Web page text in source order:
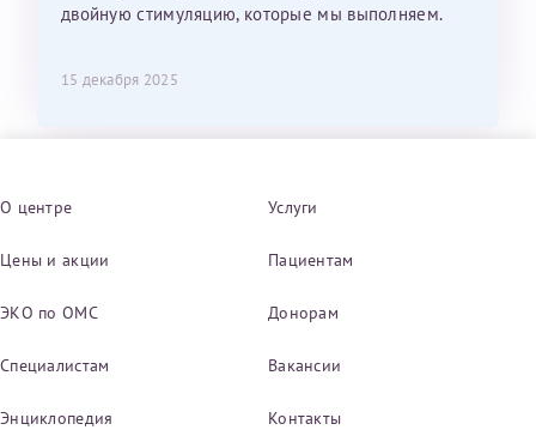
двойную стимуляцию, которые мы выполняем.
15 декабря 2025
О центре Услуги
Цены и акции Пациентам
ЭКО по ОМС Донорам
Специалистам Вакансии
Энциклопедия Контакты